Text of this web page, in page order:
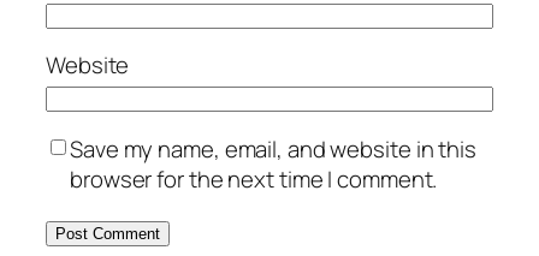
Website
Save my name, email, and website in this
browser for the next time I comment.